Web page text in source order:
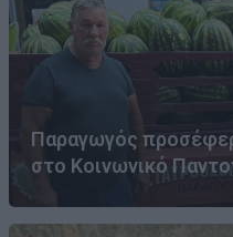
Παραγωγός
στο Κοινωνικό